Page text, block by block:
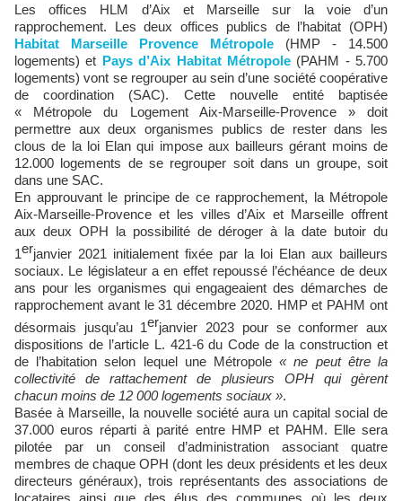
Les offices HLM d’Aix et Marseille sur la voie d’un
rapprochement. Les deux offices publics de l’habitat (OPH)
Habitat Marseille Provence Métropole (HMP - 14.500
logements) et Pays d’Aix Habitat Métropole(PAHM - 5.700
logements) vont se regrouper au sein d’une société coopérative
de coordination (SAC). Cette nouvelle entité baptisée
« Métropole du Logement Aix-Marseille-Provence » doit
permettre aux deux organismes publics de rester dans les
clous de la loi Elan qui impose aux bailleurs gérant moins de
12.000 logements de se regrouper soit dans un groupe, soit
dans une SAC.
En approuvant le principe de ce rapprochement, la Métropole
Aix-Marseille-Provence et les villes d’Aix et Marseille offrent
aux deux OPH la possibilité de déroger à la date butoir du
1erjanvier 2021 initialement fixée par la loi Elan aux bailleurs
sociaux. Le législateur a en effet repoussé l’échéance de deux
ans pour les organismes qui engageaient des démarches de
rapprochement avant le 31 décembre 2020. HMP et PAHM ont
désormais jusqu’au 1erjanvier 2023 pour se conformer aux
dispositions de l’article L. 421-6 du Code de la construction et
de l’habitation selon lequel une Métropole « ne peut être la
collectivité de rattachement de plusieurs OPH qui gèrent
chacun moins de 12 000 logements sociaux ».
Basée à Marseille, la nouvelle société aura un capital social de
37.000 euros réparti à parité entre HMP et PAHM. Elle sera
pilotée par un conseil d’administration associant quatre
membres de chaque OPH (dont les deux présidents et les deux
directeurs généraux), trois représentants des associations de
locataires ainsi que des élus des communes où les deux